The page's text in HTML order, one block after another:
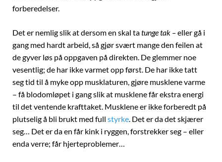
forberedelser.
Det er nemlig slik at dersom en skal tatunge tak –eller gå i
gang med hardt arbeid, så gjør svært mange den feilen at
de gyver løs på oppgaven på direkten. De glemmer noe
vesentlig; de har ikke varmet opp først. De har ikke tatt
seg tid til å myke opp musklaturen, gjøre musklene varme
– få blodomløpet i gang slik at musklene får ekstra energi
til det ventende krafttaket. Musklene er ikke forberedt på
plutselig å bli brukt med full styrke . Det er da det skjærer
seg… Det er da en får kink i ryggen, forstrekker seg – eller
enda verre; får hjerteproblemer…